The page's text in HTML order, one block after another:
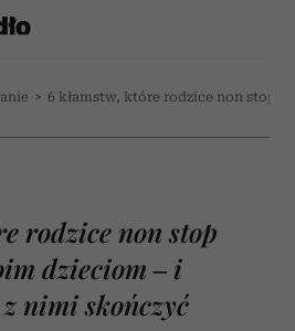
> 6 kłamstw, które rodzice non stop
rodzice non stop
dzieciom – i
nimi skończyć